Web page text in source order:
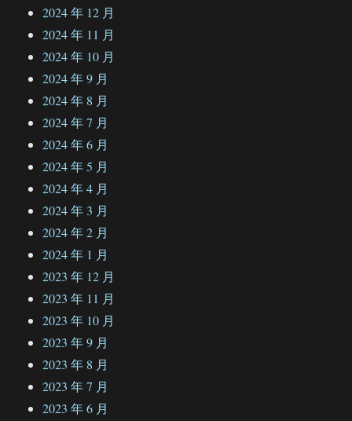
2024 年 12 月
2024 年 11 月
2024 年 10 月
2024 年 9 月
2024 年 8 月
2024 年 7 月
2024 年 6 月
2024 年 5 月
2024 年 4 月
2024 年 3 月
2024 年 2 月
2024 年 1 月
2023 年 12 月
2023 年 11 月
2023 年 10 月
2023 年 9 月
2023 年 8 月
2023 年 7 月
2023 年 6 月